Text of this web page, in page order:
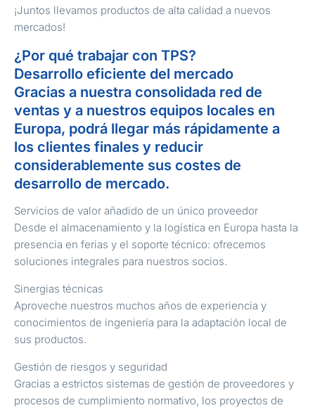
¡Juntos llevamos productos de alta calidad a nuevos
mercados!
¿Por qué trabajar con TPS?
Desarrollo eficiente del mercado
Gracias a nuestra consolidada red de
ventas y a nuestros equipos locales en
Europa, podrá llegar más rápidamente a
los clientes finales y reducir
considerablemente sus costes de
desarrollo de mercado.
Servicios de valor añadido de un único proveedor
Desde el almacenamiento y la logística en Europa hasta la
presencia en ferias y el soporte técnico: ofrecemos
soluciones integrales para nuestros socios.
Sinergias técnicas
Aproveche nuestros muchos años de experiencia y
conocimientos de ingeniería para la adaptación local de
sus productos.
Gestión de riesgos y seguridad
Gracias a estrictos sistemas de gestión de proveedores y
procesos de cumplimiento normativo, los proyectos de